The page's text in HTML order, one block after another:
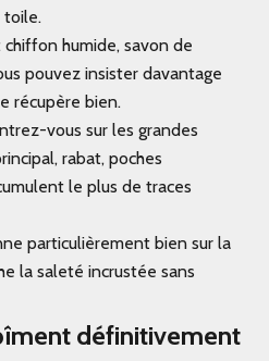
toile.
humide, savon de
pouvez insister davantage
récupère bien.
vous sur les grandes
rabat, poches
le plus de traces
particulièrement bien sur la
la saleté incrustée sans
définitivement